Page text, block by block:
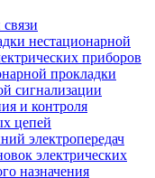
нестационарной
приборов
прокладки
сигнализации
и контроля
цепей
электропередач
электрических
назначения